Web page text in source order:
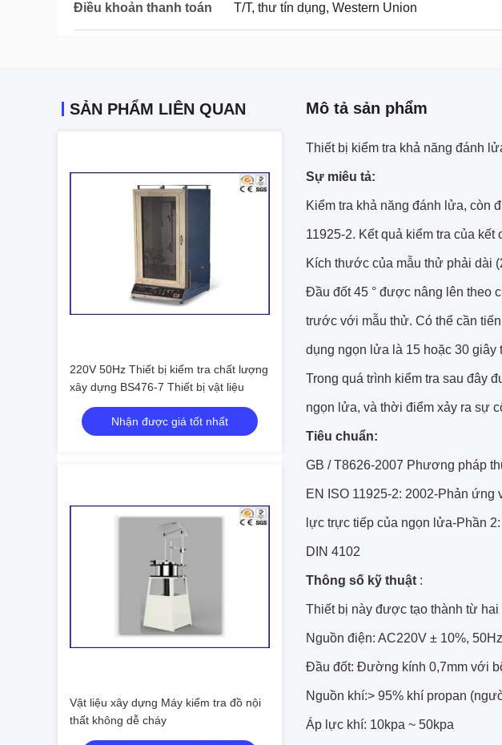
Điều khoản thanh toán T/T, thư tín dụng, Western Union
SẢN PHẨM LIÊN QUAN
220V 50Hz Thiết bị kiểm tra chất lượng
xây dựng BS476-7 Thiết bị vật liệu
Nhận được giá tốt nhất
Vật liệu xây dựng Máy kiểm tra đồ nội
thất không dễ cháy
Mô tả sản phẩm
Thiết bị kiểm tra khả năng đánh
Sự miêu tả:
Kiểm tra khả năng đánh lửa, còn
11925-2. Kết quả kiểm tra của
Kích thước của mẫu thử phải dài
Đầu đốt 45 ° được nâng lên theo
trước với mẫu thử. Có thể cần
dụng ngọn lửa là 15 hoặc 30 giây
Trong quá trình kiểm tra sau đây
ngọn lửa, và thời điểm xảy ra sự
Tiêu chuẩn:
GB / T8626-2007 Phương pháp
EN ISO 11925-2: 2002-Phản
lực trực tiếp của ngọn lửa-Phần
DIN 4102
Thông số kỹ thuật :
Thiết bị này được tạo thành từ
Nguồn điện: AC220V ± 10%,
Đầu đốt: Đường kính 0,7mm với
Nguồn khí:> 95% khí propan
Áp lực khí: 10kpa ~ 50kpa